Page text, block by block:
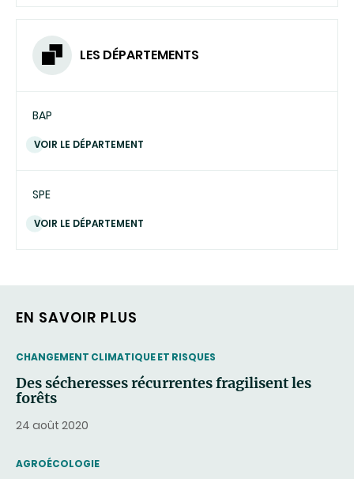
LES DÉPARTEMENTS
BAP
VOIR LE DÉPARTEMENT
SPE
VOIR LE DÉPARTEMENT
EN SAVOIR PLUS
THEMATIC
CHANGEMENT CLIMATIQUE ET RISQUES
Des sécheresses récurrentes fragilisent les
forêts
24 août 2020
THEMATIC
AGROÉCOLOGIE